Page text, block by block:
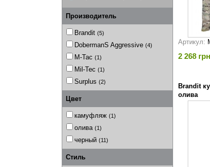
Производитель
Brandit (5)
DobermanS Aggressive (4)
M-Tac (1)
Mil-Tec (1)
Surplus (2)
Цвет
камуфляж (1)
олива (1)
черный (11)
Стиль
Артикул:
2 268
Brandit
олива